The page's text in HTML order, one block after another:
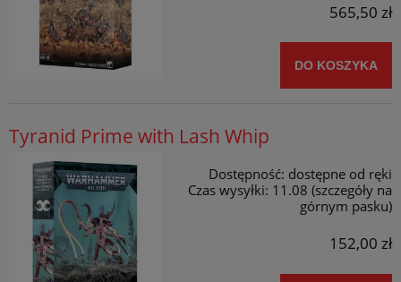
565,50 zł
DO KOSZYKA
Tyranid Prime with Lash Whip
Dostępność: dostępne od ręki
Czas wysyłki: 11.08 (szczegóły na
górnym pasku)
152,00 zł